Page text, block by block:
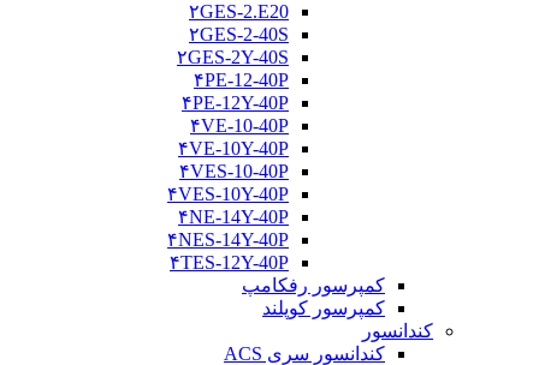
۲GES-2.E20
۲GES-2-40S
۲GES-2Y-40S
۴PE-12-40P
۴PE-12Y-40P
۴VE-10-40P
۴VE-10Y-40P
۴VES-10-40P
۴VES-10Y-40P
۴NE-14Y-40P
۴NES-14Y-40P
۴TES-12Y-40P
کمپرسور رفکامپ
کمپرسور کوپلند
کندانسور
کندانسور سری ACS